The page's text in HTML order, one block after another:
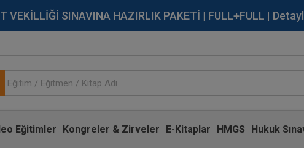
VEKİLLİĞİ SINAVINA HAZIRLIK PAKETİ | FULL+FULL |
Eğitimler Kongreler & Zirveler E-Kitaplar HMGS Hukuk